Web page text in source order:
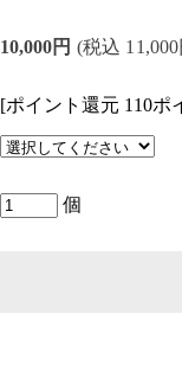
10,000円 (税込
[ポイント還元 110ポ
個